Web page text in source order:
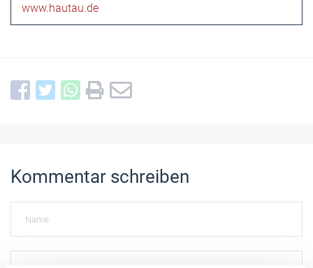
www.hautau.de
Kommentar schreiben